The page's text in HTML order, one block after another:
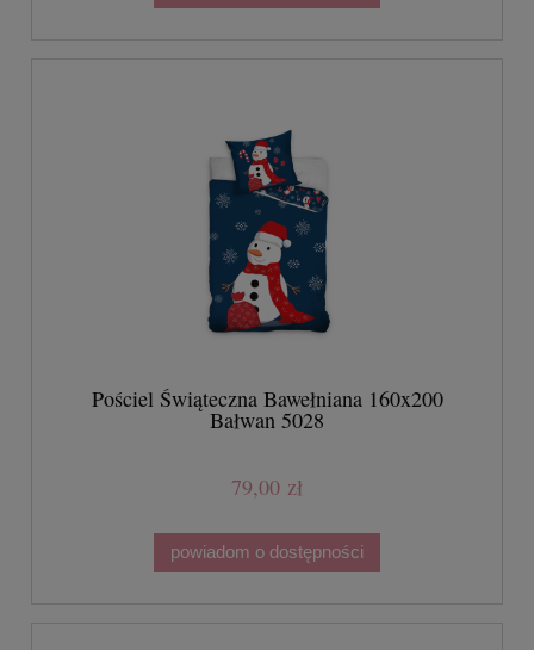
Pościel Świąteczna Bawełniana 160x200
Bałwan 5028
79,00 zł
powiadom o dostępności